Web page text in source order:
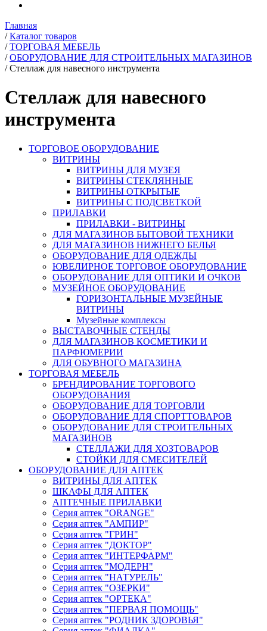
Главная
/ Каталог товаров
/ ТОРГОВАЯ МЕБЕЛЬ
/ ОБОРУДОВАНИЕ ДЛЯ СТРОИТЕЛЬНЫХ МАГАЗИНОВ
/ Стеллаж для навесного инструмента
Стеллаж для навесного
инструмента
ТОРГОВОЕ ОБОРУДОВАНИЕ
ВИТРИНЫ
ВИТРИНЫ ДЛЯ МУЗЕЯ
ВИТРИНЫ СТЕКЛЯННЫЕ
ВИТРИНЫ ОТКРЫТЫЕ
ВИТРИНЫ С ПОДСВЕТКОЙ
ПРИЛАВКИ
ПРИЛАВКИ - ВИТРИНЫ
ДЛЯ МАГАЗИНОВ БЫТОВОЙ ТЕХНИКИ
ДЛЯ МАГАЗИНОВ НИЖНЕГО БЕЛЬЯ
ОБОРУДОВАНИЕ ДЛЯ ОДЕЖДЫ
ЮВЕЛИРНОЕ ТОРГОВОЕ ОБОРУДОВАНИЕ
ОБОРУДОВАНИЕ ДЛЯ ОПТИКИ И ОЧКОВ
МУЗЕЙНОЕ ОБОРУДОВАНИЕ
ГОРИЗОНТАЛЬНЫЕ МУЗЕЙНЫЕ
ВИТРИНЫ
Музейные комплексы
ВЫСТАВОЧНЫЕ СТЕНДЫ
ДЛЯ МАГАЗИНОВ КОСМЕТИКИ И
ПАРФЮМЕРИИ
ДЛЯ ОБУВНОГО МАГАЗИНА
ТОРГОВАЯ МЕБЕЛЬ
БРЕНДИРОВАНИЕ ТОРГОВОГО
ОБОРУДОВАНИЯ
ОБОРУДОВАНИЕ ДЛЯ ТОРГОВЛИ
ОБОРУДОВАНИЕ ДЛЯ СПОРТТОВАРОВ
ОБОРУДОВАНИЕ ДЛЯ СТРОИТЕЛЬНЫХ
МАГАЗИНОВ
СТЕЛЛАЖИ ДЛЯ ХОЗТОВАРОВ
СТОЙКИ ДЛЯ СМЕСИТЕЛЕЙ
ОБОРУДОВАНИЕ ДЛЯ АПТЕК
ВИТРИНЫ ДЛЯ АПТЕК
ШКАФЫ ДЛЯ АПТЕК
АПТЕЧНЫЕ ПРИЛАВКИ
Серия аптек "ORANGE"
Серия аптек "АМПИР"
Серия аптек "ГРИН"
Серия аптек "ДОКТОР"
Серия аптек "ИНТЕРФАРМ"
Серия аптек "МОДЕРН"
Серия аптек "НАТУРЕЛЬ"
Серия аптек "ОЗЕРКИ"
Серия аптек "ОРТЕКА"
Серия аптек "ПЕРВАЯ ПОМОЩЬ"
Серия аптек "РОДНИК ЗДОРОВЬЯ"